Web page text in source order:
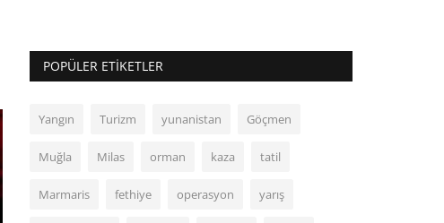
POPÜLER ETIKETLER
Yangın Turizm yunanistan Göçmen
Muğla Milas orman kaza tatil
Marmaris fethiye operasyon yarış